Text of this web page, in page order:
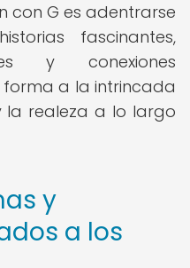
con G es adentrarse
fascinantes,
y conexiones
a la intrincada
realeza a lo largo
y
a los